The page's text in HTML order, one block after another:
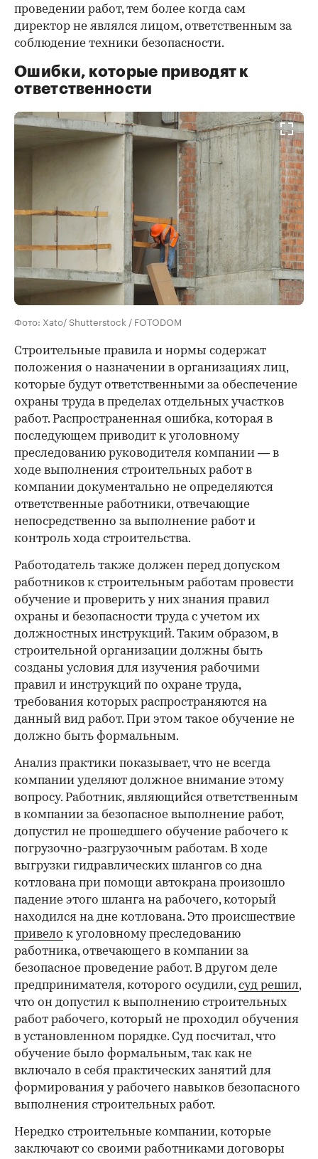
проведении работ, тем более когда сам
директор не являлся лицом, ответственным за
соблюдение техники безопасности.
Ошибки, которые приводят к
ответственности
Фото: Xato/ Shutterstock / FOTODOM
Строительные правила и нормы содержат
положения о назначении в организациях лиц,
которые будут ответственными за обеспечение
охраны труда в пределах отдельных участков
работ. Распространенная ошибка, которая в
последующем приводит к уголовному
преследованию руководителя компании — в
ходе выполнения строительных работ в
компании документально не определяются
ответственные работники, отвечающие
непосредственно за выполнение работ и
контроль хода строительства.
Работодатель также должен перед допуском
работников к строительным работам провести
обучение и проверить у них знания правил
охраны и безопасности труда с учетом их
должностных инструкций. Таким образом, в
строительной организации должны быть
созданы условия для изучения рабочими
правил и инструкций по охране труда,
требования которых распространяются на
данный вид работ. При этом такое обучение не
должно быть формальным.
Анализ практики показывает, что не всегда
компании уделяют должное внимание этому
вопросу. Работник, являющийся ответственным
в компании за безопасное выполнение работ,
допустил не прошедшего обучение рабочего к
погрузочно-разгрузочным работам. В ходе
выгрузки гидравлических шлангов со дна
котлована при помощи автокрана произошло
падение этого шланга на рабочего, который
находился на дне котлована. Это происшествие
привело к уголовному преследованию
работника, отвечающего в компании за
безопасное проведение работ. В другом деле
предпринимателя, которого осудили,суд решил,
что он допустил к выполнению строительных
работ рабочего, который не проходил обучения
в установленном порядке. Суд посчитал, что
обучение было формальным, так как не
включало в себя практических занятий для
формирования у рабочего навыков безопасного
выполнения строительных работ.
Нередко строительные компании, которые
заключают со своими работниками договоры